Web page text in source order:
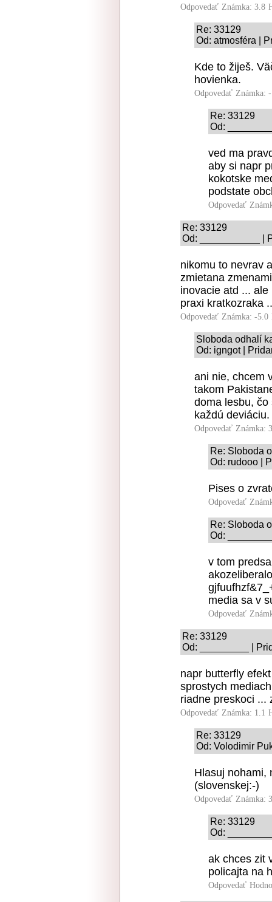
Odpovedať Známka: 3.8
Re: 33129
Od: atmosféra |
Kde to žiješ.
hovienka.
Odpovedať Známka:
Re: 33129
Od:
ved ma
aby si napr
kokotske
podstate
Odpovedať
Re: 33129
Od: ___________ |
nikomu to nevrav
zmietana
inovacie atd ...
praxi kratkozraka
Odpovedať Známka: -5.0
Sloboda odhalí
Od: igngot |
ani nie, chcem
takom
doma lesbu,
každú deviáciu.
Odpovedať Známka:
Re: Sloboda
Od: rudooo |
Pises o
Odpovedať
Re: Sloboda
Od:
v tom
media sa v
Odpovedať
Re: 33129
Od: _________ |
napr butterfly
sprostych
riadne preskoci ...
Odpovedať Známka: 1.1
Re: 33129
Od: Volodimir
Hlasuj nohami,
(slovenskej:-)
Odpovedať Známka:
Re: 33129
Od:
ak chces zit
policajta na
Odpovedať